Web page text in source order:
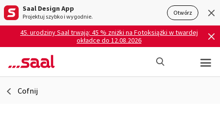
Saal Design App
Projektuj szybko i wygodnie. Otwórz
45. urodziny Saal trwają: 45 % zniżki na Fotoksiążki w twardej
okładce do 12.08.2026
Cofnij